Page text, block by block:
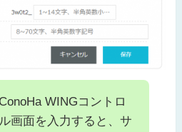
WINGコントロ
画面を入力すると、サ